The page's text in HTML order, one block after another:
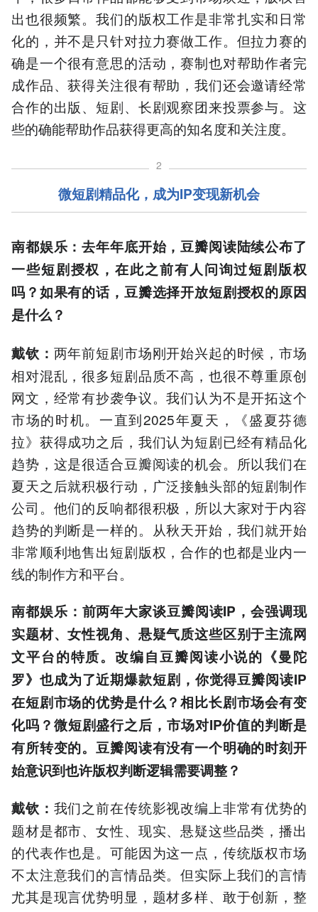
出也很频繁。我们的版权工作是非常扎实和日常
化的，并不是只针对拉力赛做工作。但拉力赛的
确是一个很有意思的活动，赛制也对帮助作者完
成作品、获得关注很有帮助，我们还会邀请经常
合作的出版、短剧、长剧观察团来投票参与。这
些的确能帮助作品获得更高的知名度和关注度。
2
微短剧精品化，成为IP变现新机会
南都娱乐：去年年底开始，豆瓣阅读陆续公布了
一些短剧授权，在此之前有人问询过短剧版权
吗？如果有的话，豆瓣选择开放短剧授权的原因
是什么？
戴钦： 两年前短剧市场刚开始兴起的时候，市场
相对混乱，很多短剧品质不高，也很不尊重原创
网文，经常有抄袭争议。我们认为不是开拓这个
市场的时机。一直到2025年夏天，《盛夏芬德
拉》获得成功之后，我们认为短剧已经有精品化
趋势，这是很适合豆瓣阅读的机会。所以我们在
夏天之后就积极行动，广泛接触头部的短剧制作
公司。他们的反响都很积极，所以大家对于内容
趋势的判断是一样的。从秋天开始，我们就开始
非常顺利地售出短剧版权，合作的也都是业内一
线的制作方和平台。
南都娱乐：前两年大家谈豆瓣阅读IP，会强调现
实题材、女性视角、悬疑气质这些区别于主流网
文平台的特质。改编自豆瓣阅读小说的《曼陀
罗》也成为了近期爆款短剧，你觉得豆瓣阅读IP
在短剧市场的优势是什么？相比长剧市场会有变
化吗？微短剧盛行之后，市场对IP价值的判断是
有所转变的。豆瓣阅读有没有一个明确的时刻开
始意识到也许版权判断逻辑需要调整？
戴钦： 我们之前在传统影视改编上非常有优势的
题材是都市、女性、现实、悬疑这些品类，播出
的代表作也是。可能因为这一点，传统版权市场
不太注意我们的言情品类。但实际上我们的言情
尤其是现言优势明显，题材多样、敢于创新，整